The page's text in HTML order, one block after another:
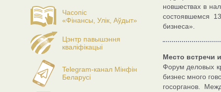
Часопіс
«Фінансы, Улік, Аўдыт»
Цэнтр павышэння
кваліфікацыі
Telegram-канал Мінфін
Беларусі
новшествах в
состоявшемся
бизнеса».
Место встречи
Форум деловых
бизнес много
госорганов.